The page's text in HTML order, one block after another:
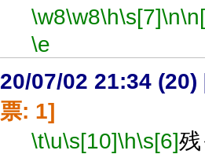
\w8\w8\h\s[7]\n
\e
20/07/02 21:34 (20)
票: 1]
\t\u\s[10]\h\s[6]